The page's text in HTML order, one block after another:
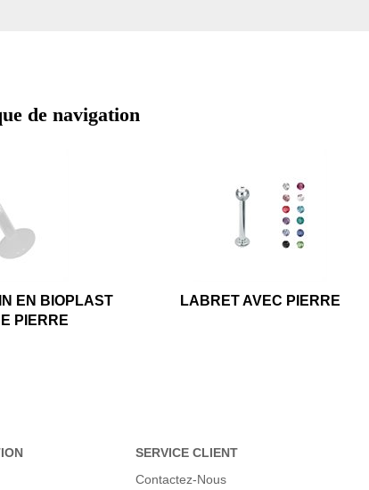
de navigation
EN BIOPLAST
PIERRE
LABRET AVEC PIERRE
SERVICE CLIENT
Contactez-Nous